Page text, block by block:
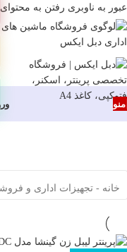
عبور به ناوبری رفتن به
منو
خانه - تجهیزات اداری و